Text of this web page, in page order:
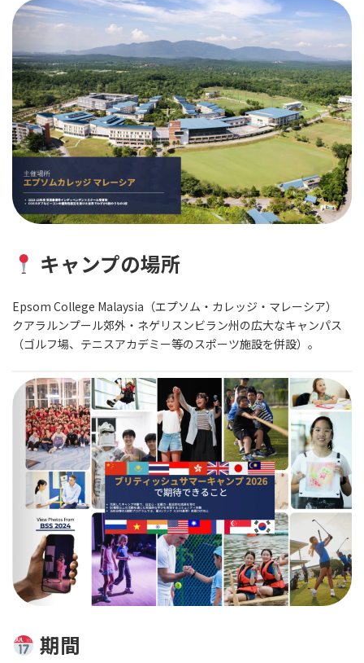
キャンプの場所
Epsom College Malaysia（エプソム・カレッジ・マレーシア）
クアラルンプール郊外・ネゲリスンビラン州の広大なキャンパス
（ゴルフ場、テニスアカデミー等のスポーツ施設を併設）。
期間